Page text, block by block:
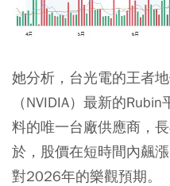
她分析，台光電的王者
（NVIDIA）最新的
料的唯一台廠供應商，
於，股價在短時間內飆
對2026年的樂觀預期。